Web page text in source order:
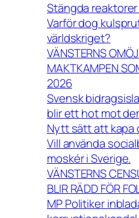
Stängda
Varför dog
världskriget?
VÄNSTERNS
MAKTKAMPEN
2026
Svensk
blir ett hot mot
Nytt sätt att kapa
Vill använda
moskér i Sverige.
VÄNSTERNS
BLIR RÄDD FÖR
MP Politiker